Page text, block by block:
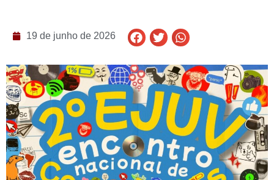
19 de junho de 2026